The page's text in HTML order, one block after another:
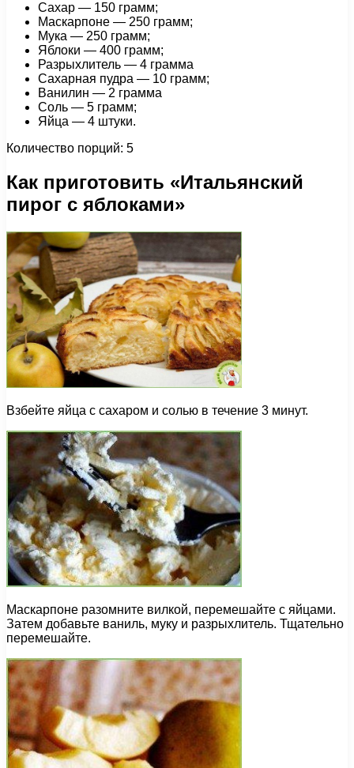
Сахар — 150 грамм;
Маскарпоне — 250 грамм;
Мука — 250 грамм;
Яблоки — 400 грамм;
Разрыхлитель — 4 грамма
Сахарная пудра — 10 грамм;
Ванилин — 2 грамма
Соль — 5 грамм;
Яйца — 4 штуки.
Количество порций: 5
Как приготовить «Итальянский
пирог с яблоками»
Взбейте яйца с сахаром и солью в течение 3 минут.
Маскарпоне разомните вилкой, перемешайте с яйцами.
Затем добавьте ваниль, муку и разрыхлитель. Тщательно
перемешайте.